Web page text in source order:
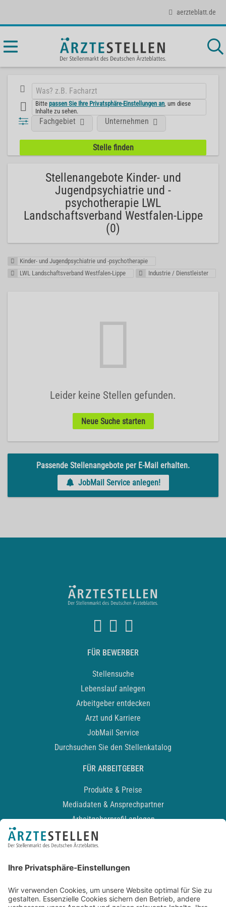
aerzteblatt.de
Bittepassen Sie Ihre Privatsphäre-Einstellungen an , um diese
Inhalte zu sehen.
Fachgebiet Unternehmen
Stellenangebote Kinder- und
Jugendpsychiatrie und -
psychotherapie LWL
Landschaftsverband Westfalen-Lippe
(0)
Kinder- und Jugendpsychiatrie und -psychotherapie
LWL Landschaftsverband Westfalen-Lippe
Industrie / Dienstleister
Leider keine Stellen gefunden.
Neue Suche starten
Passende Stellenangebote per E-Mail erhalten.
JobMail Service anlegen!
FÜR BEWERBER
Stellensuche
Lebenslauf anlegen
Arbeitgeber entdecken
Arzt und Karriere
JobMail Service
Durchsuchen Sie den Stellenkatalog
FÜR ARBEITGEBER
Produkte & Preise
Mediadaten & Ansprechpartner
Arbeitgeberprofil anlegen
Recruiting-Podcast
Kontakt